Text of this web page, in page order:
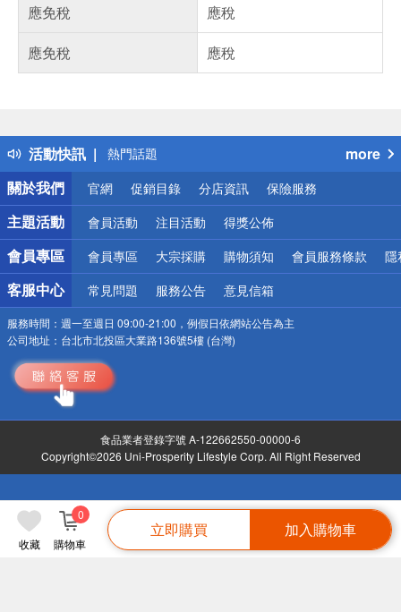
收藏 購物車
0
立即購買 加入購物車
應免稅
應稅
應免稅
應稅
活動快訊
得獎公告
熱門話題
銀行優惠
偏遠地區配送
詐騙網頁！請小心！
more
關於我們
官網 促銷目錄 分店資訊 保險服務
主題活動 會員活動 注目活動 得獎公佈
會員專區 會員專區 大宗採購 購物須知 會員服務條款 隱
客服中心 常見問題 服務公告 意見信箱
服務時間： 週一至週日 09:00-21:00，例假日依網站公告為主
公司地址： 台北市北投區大業路136號5樓 (台灣)
食品業者登錄字號 A-122662550-00000-6
Copyright©2026 Uni-Prosperity Lifestyle Corp. All Right Reserved